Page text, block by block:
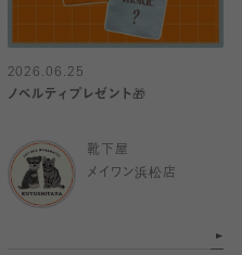
2026.06.25
ノベルティプレゼント🎁
靴下屋
メイワン浜松店